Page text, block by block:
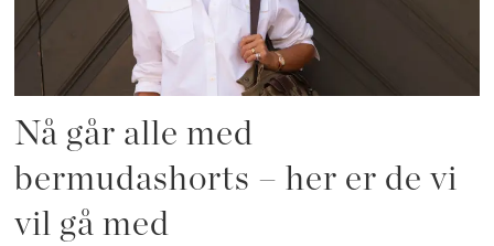
Nå går alle med
bermudashorts – her er de vi
vil gå med